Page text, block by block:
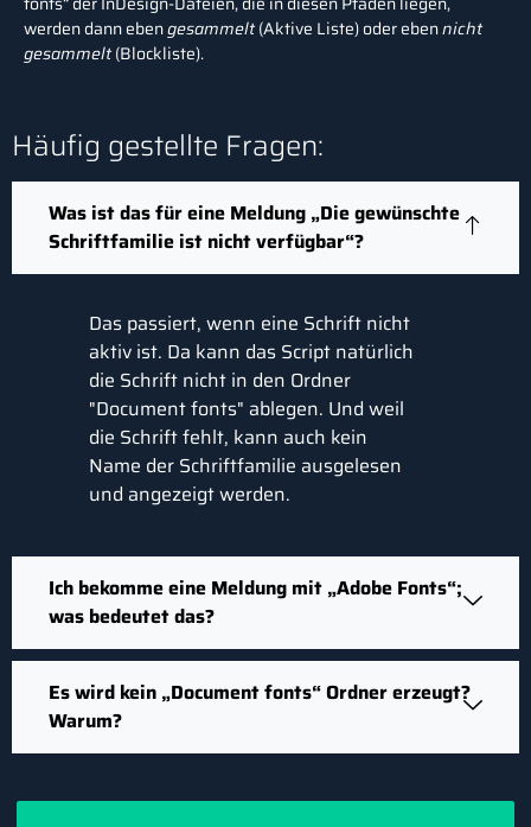
werden dann ebengesammelt(Aktive Liste)oder ebennicht
gesammelt(Blockliste).
Häufig gestellte Fragen:
Was ist das für eine Meldung „Die gewünschte
Schriftfamilie ist nicht verfügbar“?
Das passiert, wenn eine Schrift nicht
aktiv ist. Da kann das Script natürlich
die Schrift nicht in den Ordner
"Document fonts" ablegen. Und weil
die Schrift fehlt, kann auch kein
Name der Schriftfamilie ausgelesen
und angezeigt werden.
Ich bekomme eine Meldung mit „Adobe Fonts“;
was bedeutet das?
Es wird kein „Document fonts“ Ordner erzeugt?
Warum?